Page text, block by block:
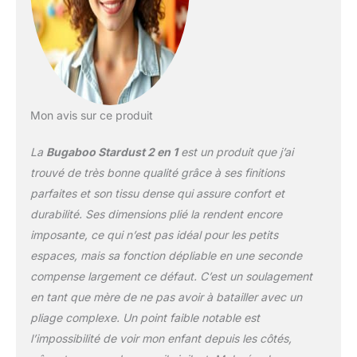
technologie aérospatiale
unique et design
intelligent
Mon avis sur ce produit
La Bugaboo Stardust 2 en 1est un produit que j’ai
trouvé de très bonne qualité grâce à ses finitions
parfaites et son tissu dense qui assure confort et
durabilité. Ses dimensions plié la rendent encore
imposante, ce qui n’est pas idéal pour les petits
espaces, mais sa fonction dépliable en une seconde
compense largement ce défaut. C’est un soulagement
en tant que mère de ne pas avoir à batailler avec un
pliage complexe. Un point faible notable est
l’impossibilité de voir mon enfant depuis les côtés,